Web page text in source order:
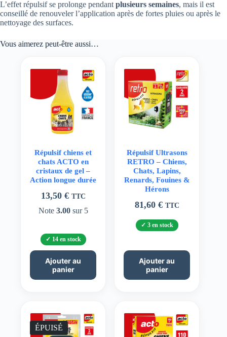
L’effet répulsif se prolonge pendant plusieurs semaines, mais il est
conseillé de renouveler l’application après de fortes pluies ou après le
nettoyage des surfaces.
Vous aimerez peut-être aussi…
Répulsif chiens et
chats ACTO en
cristaux de gel –
Action longue durée
13,50 € TTC
Note 3.00sur 5
14 en stock
Ajouter au
panier
Répulsif Ultrasons
RETRO – Chiens,
Chats, Lapins,
Renards, Fouines &
Hérons
81,60 € TTC
3 en stock
Ajouter au
panier
ÉPUISÉ